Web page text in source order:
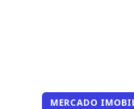
MERCADO